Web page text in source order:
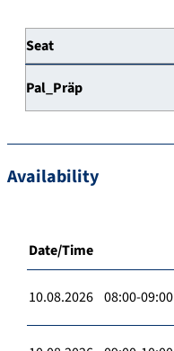
Seat
Pal_Präp
Availability
Date/Time
10.08.2026 08:00-09:00